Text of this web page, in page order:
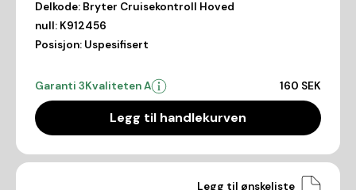
Delkode: Bryter Cruisekontroll Hoved
null: K912456
Posisjon: Uspesifisert
Garanti 3Kvaliteten A 160 SEK
Legg til handlekurven
Legg til ønskeliste